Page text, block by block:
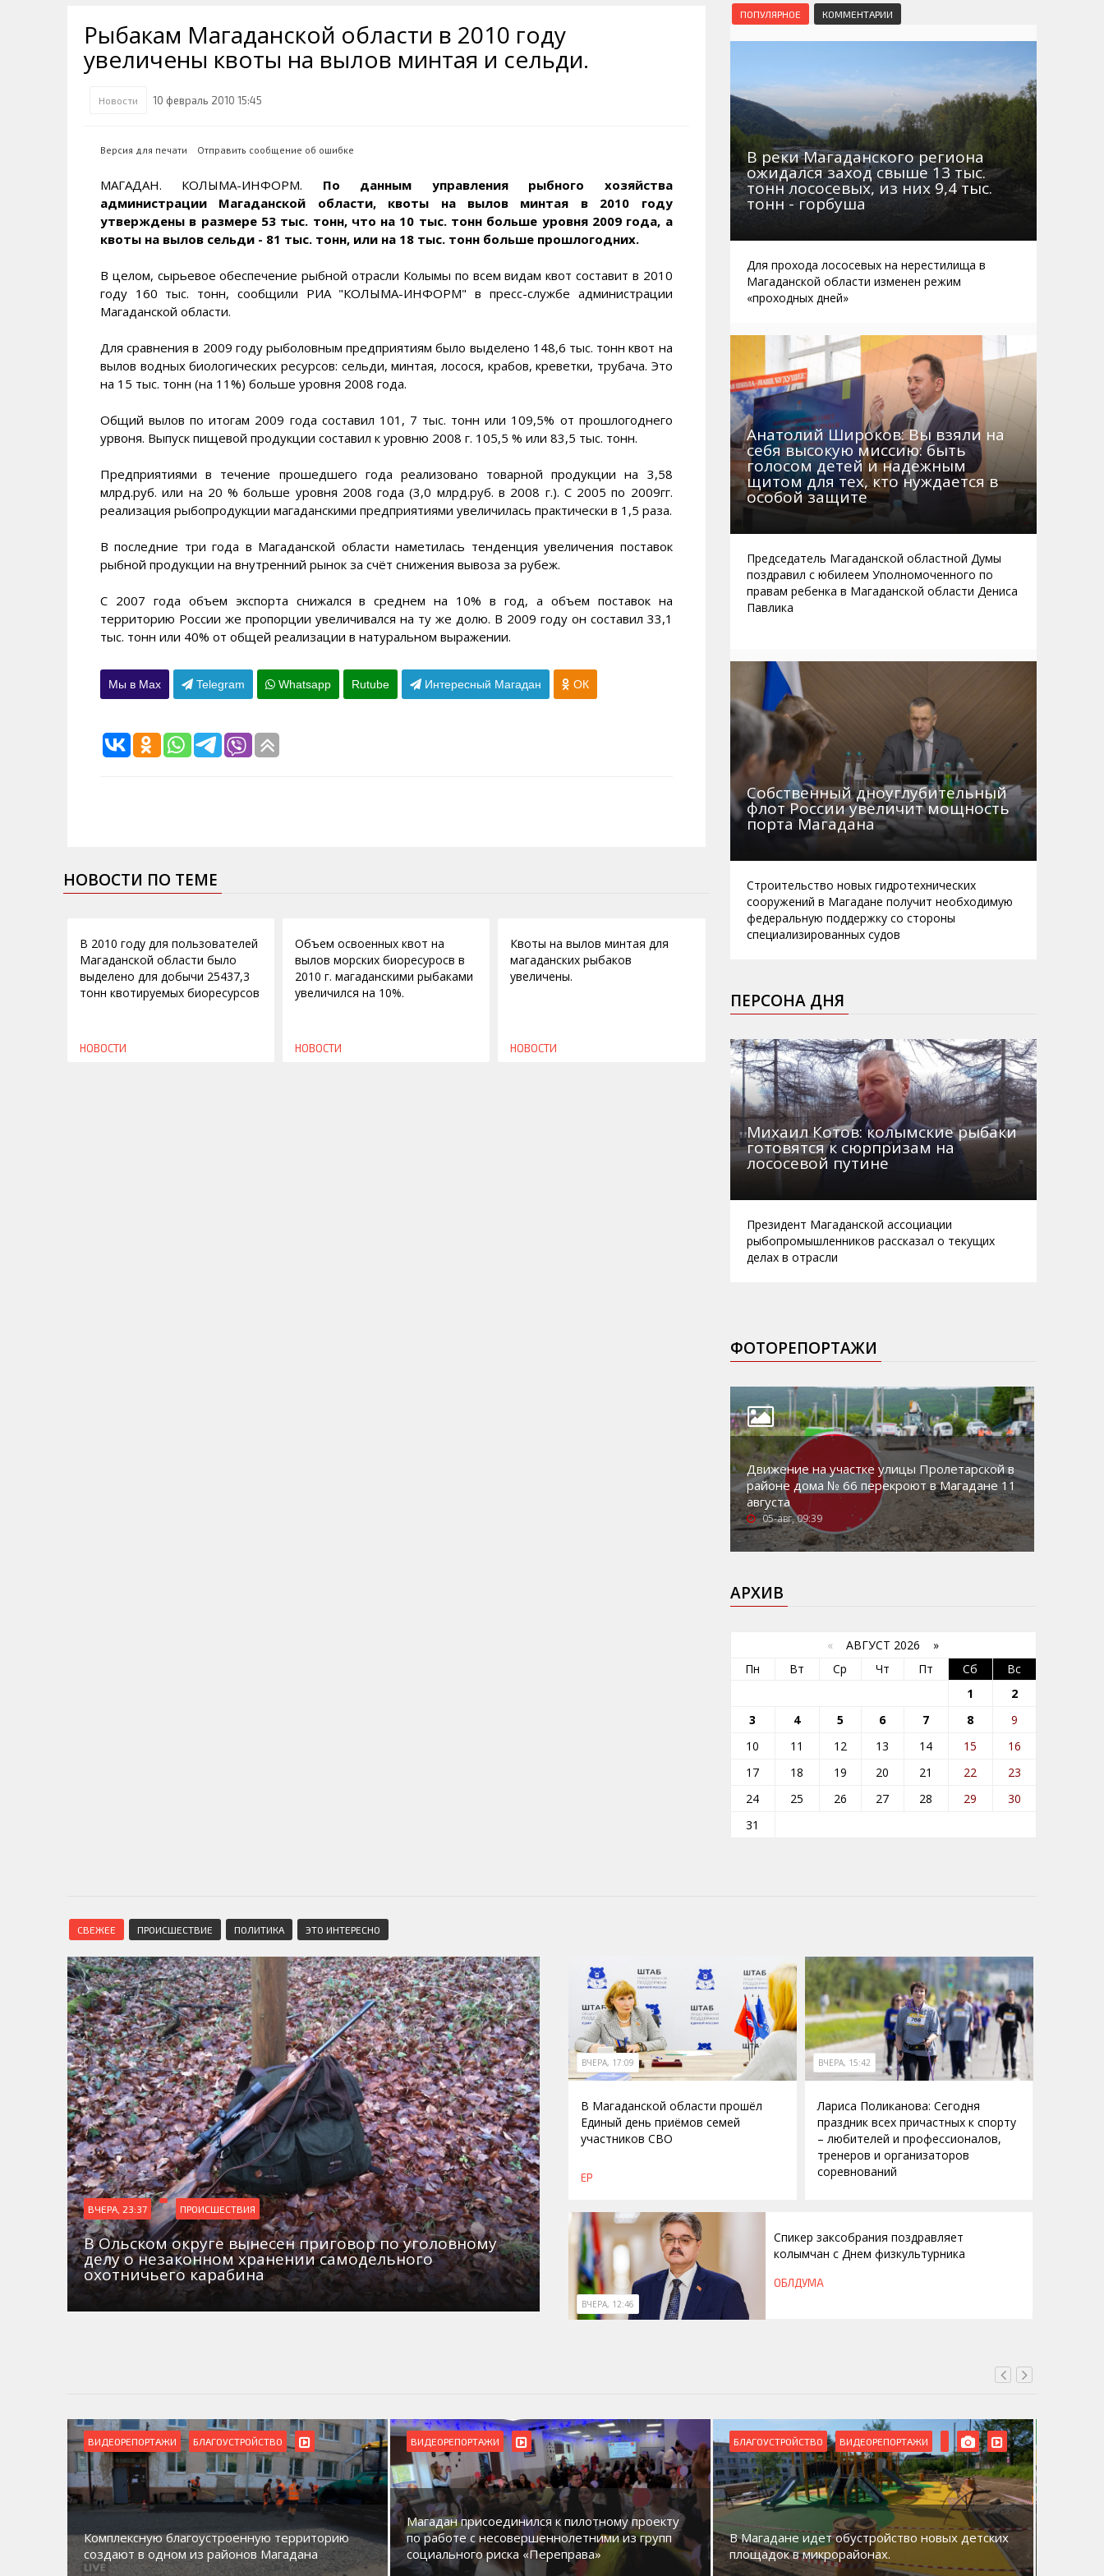
Их надо знать. Галерея славы
Песни о Колыме
Хранители экрана. Заставки
Фотоальбом
Маршруты. Улицы, остановки
Автобусы Магадан – Аэропорт
Таблица приливов отливов
Наркоте нет
Аэропорт Магадан
Полицейских не бить
Аварии ДТП
Визит
Благоустройство
Алименты
Профсоюзы
Мошенники
Интернет
Браконьеры
Рыбакам Магаданской области в 2010 году
увеличены квоты на вылов минтая и сельди.
Новости 10 февраль 2010 15:45
Версия для печати Отправить сообщение об ошибке
МАГАДАН. КОЛЫМА-ИНФОРМ. По данным управления рыбного хозяйства
администрации Магаданской области, квоты на вылов минтая в 2010 году
утверждены в размере 53 тыс. тонн, что на 10 тыс. тонн больше уровня 2009 года, а
квоты на вылов сельди - 81 тыс. тонн, или на 18 тыс. тонн больше прошлогодних.
В целом, сырьевое обеспечение рыбной отрасли Колымы по всем видам квот составит в 2010
году 160 тыс. тонн, сообщили РИА "КОЛЫМА-ИНФОРМ" в пресс-службе администрации
Магаданской области.
Для сравнения в 2009 году рыболовным предприятиям было выделено 148,6 тыс. тонн квот на
вылов водных биологических ресурсов: сельди, минтая, лосося, крабов, креветки, трубача. Это
на 15 тыс. тонн (на 11%) больше уровня 2008 года.
Общий вылов по итогам 2009 года составил 101, 7 тыс. тонн или 109,5% от прошлогоднего
урвоня. Выпуск пищевой продукции составил к уровню 2008 г. 105,5 % или 83,5 тыс. тонн.
Предприятиями в течение прошедшего года реализовано товарной продукции на 3,58
млрд.руб. или на 20 % больше уровня 2008 года (3,0 млрд.руб. в 2008 г.). С 2005 по 2009гг.
реализация рыбопродукции магаданскими предприятиями увеличилась практически в 1,5 раза.
В последние три года в Магаданской области наметилась тенденция увеличения поставок
рыбной продукции на внутренний рынок за счёт снижения вывоза за рубеж.
С 2007 года объем экспорта снижался в среднем на 10% в год, а объем поставок на
территорию России же пропорции увеличивался на ту же долю. В 2009 году он составил 33,1
тыс. тонн или 40% от общей реализации в натуральном выражении.
Мы в Max Telegram Whatsapp Rutube Интересный Магадан ОК
НОВОСТИ ПО ТЕМЕ
В 2010 году для пользователей
Магаданской области было
выделено для добычи 25437,3
тонн квотируемых биоресурсов
НОВОСТИ
Объем освоенных квот на
вылов морских биоресуросв в
2010 г. магаданскими рыбаками
увеличился на 10%.
НОВОСТИ
Квоты на вылов минтая для
магаданских рыбаков
увеличены.
НОВОСТИ
ПОПУЛЯРНОЕ КОММЕНТАРИИ
В реки Магаданского региона
ожидался заход свыше 13 тыс.
тонн лососевых, из них 9,4 тыс.
тонн - горбуша
Для прохода лососевых на нерестилища в
Магаданской области изменен режим
«проходных дней»
Анатолий Широков: Вы взяли на
себя высокую миссию: быть
голосом детей и надежным
щитом для тех, кто нуждается в
особой защите
Председатель Магаданской областной Думы
поздравил с юбилеем Уполномоченного по
правам ребенка в Магаданской области Дениса
Павлика
Собственный дноуглубительный
флот России увеличит мощность
порта Магадана
Строительство новых гидротехнических
сооружений в Магадане получит необходимую
федеральную поддержку со стороны
специализированных судов
ПЕРСОНА ДНЯ
Михаил Котов: колымские рыбаки
готовятся к сюрпризам на
лососевой путине
Президент Магаданской ассоциации
рыбопромышленников рассказал о текущих
делах в отрасли
ФОТОРЕПОРТАЖИ
Движение на участке улицы Пролетарской в
районе дома № 66 перекроют в Магадане 11
августа
05-авг, 09:39
АРХИВ
« АВГУСТ 2026 »
Пн
Вт Ср Чт Пт Сб
Вс
1
2
3
4 5 6 7 8
9
10
11 12 13 14 15
16
17
18 19 20 21 22
23
24
25 26 27 28 29
30
31
СВЕЖЕЕ ПРОИСШЕСТВИЕ ПОЛИТИКА ЭТО ИНТЕРЕСНО
ВЧЕРА, 23:37 ПРОИСШЕСТВИЯ
В Ольском округе вынесен приговор по уголовному
делу о незаконном хранении самодельного
охотничьего карабина
ВЧЕРА, 17:09
В Магаданской области прошёл
Единый день приёмов семей
участников СВО
ЕР
ВЧЕРА, 15:42
Лариса Поликанова: Сегодня
праздник всех причастных к спорту
– любителей и профессионалов,
тренеров и организаторов
соревнований
ВЧЕРА, 12:46
Спикер заксобрания поздравляет
колымчан с Днем физкультурника
ОБЛДУМА
ВИДЕОРЕПОРТАЖИ БЛАГОУСТРОЙСТВО
Комплексную благоустроенную территорию
создают в одном из районов Магадана
ВИДЕОРЕПОРТАЖИ
Магадан присоединился к пилотному проекту
по работе с несовершеннолетними из групп
социального риска «Переправа»
БЛАГОУСТРОЙСТВО ВИДЕОРЕПОРТАЖИ
В Магадане идет обустройство новых детских
площадок в микрорайонах.